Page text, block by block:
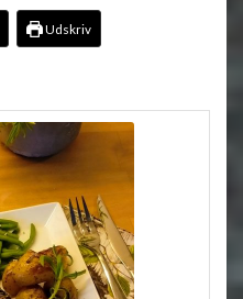
Udskriv